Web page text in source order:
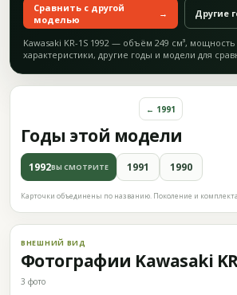
Сравнить с другой
моделью
→ Другие
Kawasaki KR-1S 1992 — объём 249 см³,
характеристики, другие годы и модели для
Годы этой модели
← 1991
1992ВЫ СМОТРИТЕ 1991 1990
Карточки объединены по названию. Поколение и
ВНЕШНИЙ ВИД
Фотографии Kawasaki
3 фото